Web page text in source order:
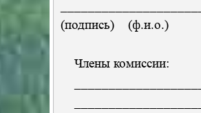
(подпись) (ф.и.о.)
Члены комиссии: